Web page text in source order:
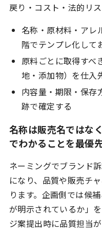
戻り・コスト・法的リ
名称・原材料・アレ
階でテンプレ化して
原料ごとに取得すべ
地・添加物）を仕入
内容量・期限・保存
跡で確定する
名称は販売名ではな
でわかることを最優
ネーミングでブランド
になり、品質や販売チ
ります。企画側では候
が明示されているか」
ジ案提出時に品質担当